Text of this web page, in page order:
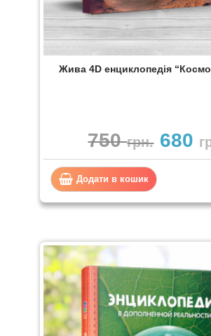
Жива 4D енциклопедія
750грн. 680
Додати в кошик